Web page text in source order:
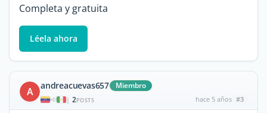
Completa y gratuita
Léela ahora
A andreacuevas657 Miembro
| 2POSTS hace 5 años #3